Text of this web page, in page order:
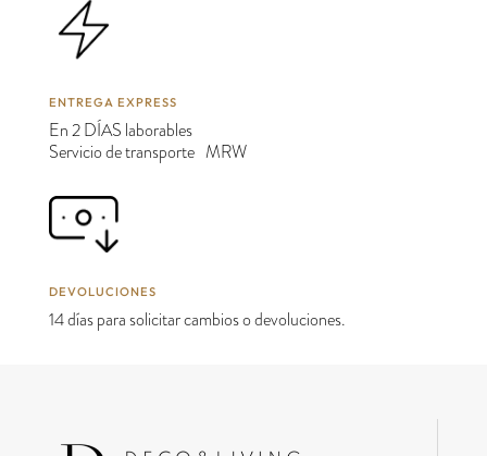
ENTREGA EXPRESS
En 2 DÍAS laborables
Servicio de transporte MRW
DEVOLUCIONES
14 días para solicitar cambios o devoluciones.